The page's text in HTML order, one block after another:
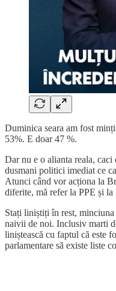
Duminica seara am fost
53%. E doar 47 %.
Dar nu e o alianta reala,
dusmani politici imediat ce
Atunci când vor acționa la
diferite, mă refer la PPE și la
Stați liniștiți în rest,
naivii de noi. Inclusiv marti
liniștească cu faptul că este
parlamentare să existe liste